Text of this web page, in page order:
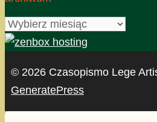
archiwum
© 2026 Czasopismo Lege
GeneratePress